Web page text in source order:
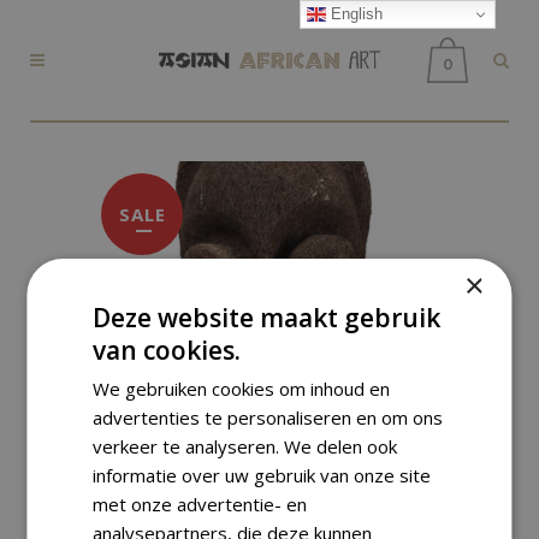
0
SALE
English
×
Deze website maakt gebruik
van cookies.
We gebruiken cookies om inhoud en
advertenties te personaliseren en om ons
verkeer te analyseren. We delen ook
informatie over uw gebruik van onze site
met onze advertentie- en
analysepartners, die deze kunnen